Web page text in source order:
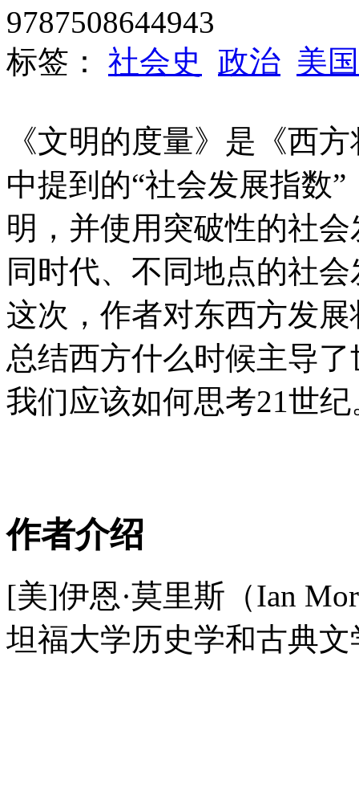
9787508644943
标签： 社会史 政治 美国
《文明的度量》是《西
中提到的“社会发展指数
明，并使用突破性的社
同时代、不同地点的社
这次，作者对东西方发
总结西方什么时候主导
我们应该如何思考21世纪
作者介绍
[美]伊恩·莫里斯（Ian
坦福大学历史学和古典